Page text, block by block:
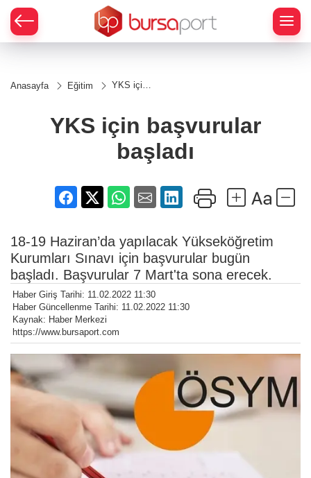
Anasayfa Eğitim
YKS için
YKS için başvurular
başladı
18-19 Haziran’da yapılacak Yükseköğretim
Kurumları Sınavı için başvurular bugün
başladı. Başvurular 7 Mart'ta sona erecek.
Haber Giriş Tarihi: 11.02.2022 11:30
Haber Güncellenme Tarihi: 11.02.2022 11:30
Kaynak: Haber Merkezi
https://www.bursaport.com